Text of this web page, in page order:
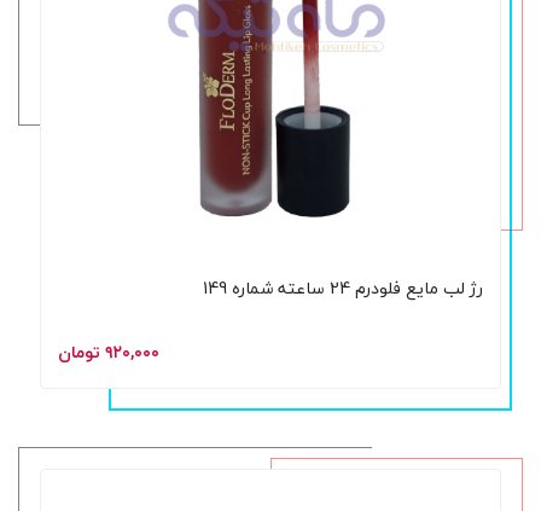
رژ لب مایع فلودرم 24 ساعته شماره 149
۹۲۰,۰۰۰ تومان